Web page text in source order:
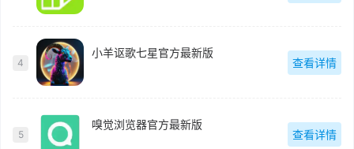
4
小羊讴歌七星官方最新版
查看详情
5
嗅觉浏览器官方最新版
查看详情